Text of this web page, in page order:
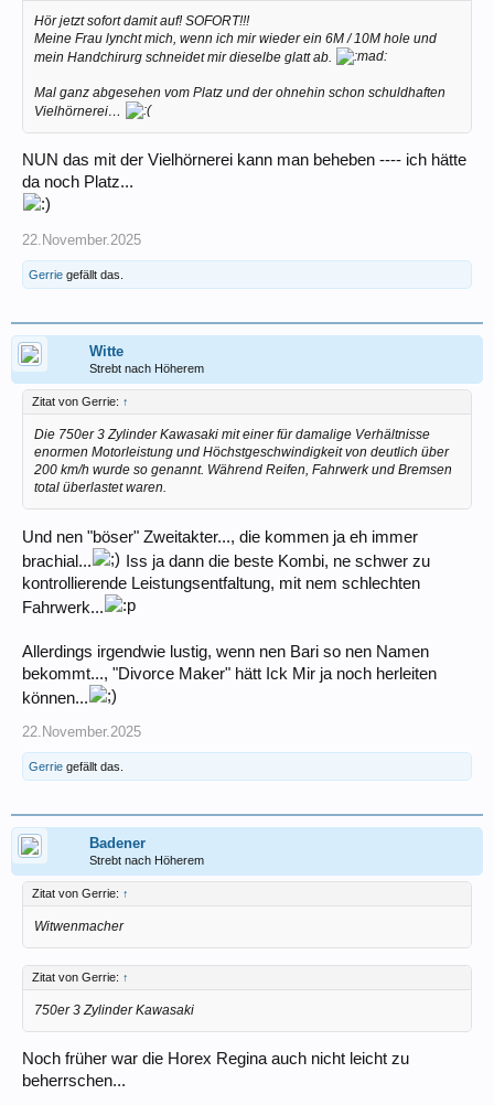
Hör jetzt sofort damit auf! SOFORT!!!
Meine Frau lyncht mich, wenn ich mir wieder ein 6M / 10M hole und
mein Handchirurg schneidet mir dieselbe glatt ab.
Mal ganz abgesehen vom Platz und der ohnehin schon schuldhaften
Vielhörnerei…
NUN das mit der Vielhörnerei kann man beheben ---- ich hätte
da noch Platz...
22.November.2025
Gerrie gefällt das.
Witte
Strebt nach Höherem
Zitat von Gerrie: ↑
Die 750er 3 Zylinder Kawasaki mit einer für damalige Verhältnisse
enormen Motorleistung und Höchstgeschwindigkeit von deutlich über
200 km/h wurde so genannt. Während Reifen, Fahrwerk und Bremsen
total überlastet waren.
Und nen "böser" Zweitakter..., die kommen ja eh immer
brachial...
Iss ja dann die beste Kombi, ne schwer zu
kontrollierende Leistungsentfaltung, mit nem schlechten
Fahrwerk...
Allerdings irgendwie lustig, wenn nen Bari so nen Namen
bekommt..., "Divorce Maker" hätt Ick Mir ja noch herleiten
können...
22.November.2025
Gerrie gefällt das.
Badener
Strebt nach Höherem
Zitat von Gerrie: ↑
Witwenmacher
Zitat von Gerrie: ↑
750er 3 Zylinder Kawasaki
Noch früher war die Horex Regina auch nicht leicht zu
beherrschen...